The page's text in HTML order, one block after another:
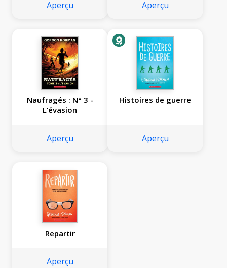
Aperçu Aperçu
Naufragés : N° 3 -
L’évasion
Aperçu
Histoires de guerre
Aperçu
Repartir
Aperçu